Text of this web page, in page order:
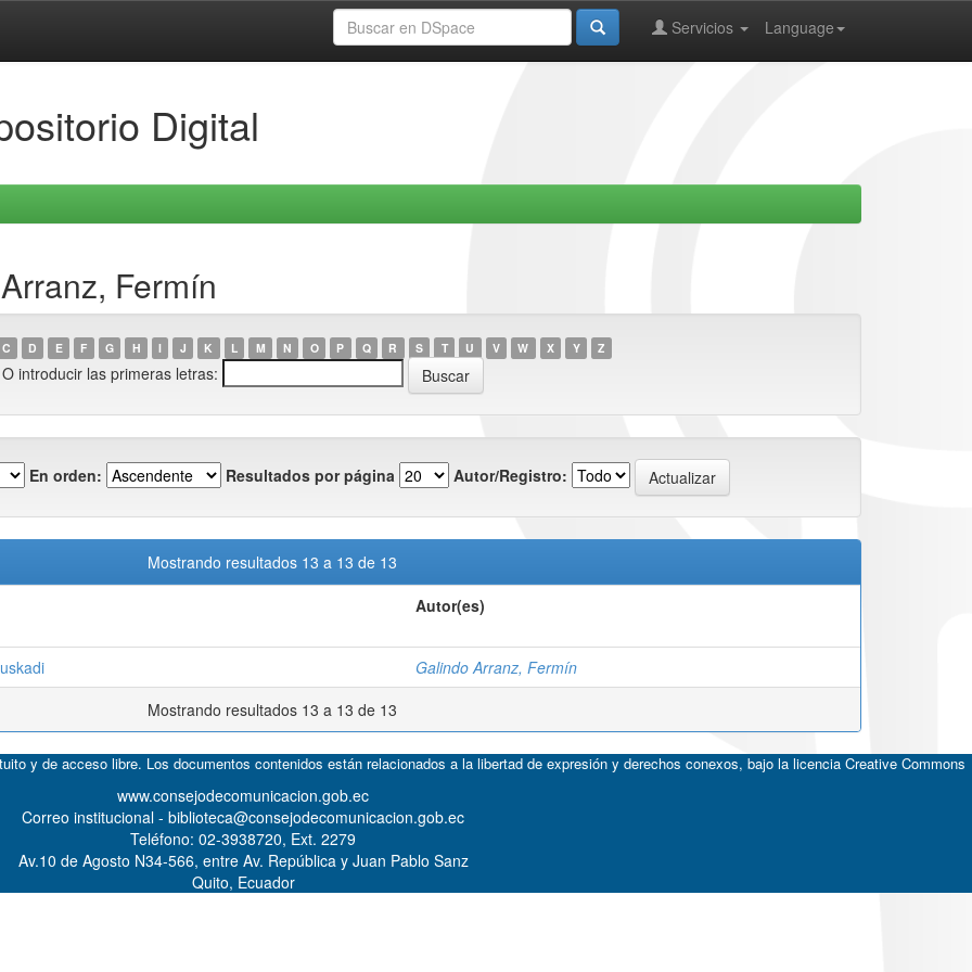
Language
Servicios
Digital
Fermín
C D E F G H I J K L M N O P Q R S T U V W X Y Z
O introducir las primeras letras:
En orden: Resultados por página Autor/Registro:
Mostrando resultados 13 a 13 de 13
Autor(es)
Galindo Arranz, Fermín
Mostrando resultados 13 a 13 de 13
y de acceso libre. Los documentos contenidos están relacionados a la libertad de expresión y derechos conexos, bajo la licencia Creative Commons
www.consejodecomunicacion.gob.ec
Correo institucional - biblioteca@consejodecomunicacion.gob.ec
Teléfono: 02-3938720, Ext. 2279
Av.10 de Agosto N34-566, entre Av. República y Juan Pablo Sanz
Quito, Ecuador